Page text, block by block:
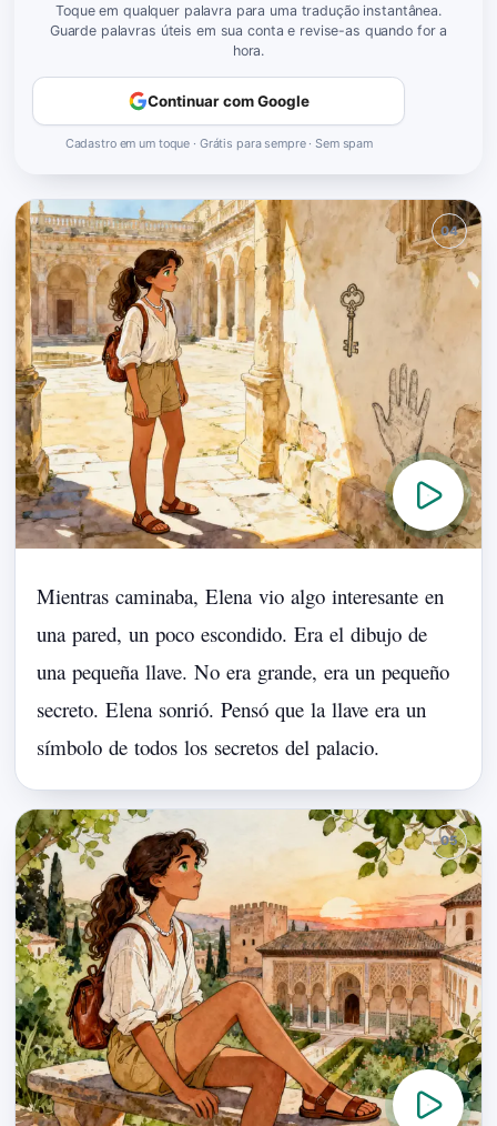
Toque em qualquer palavra para uma tradução instantânea.
Guarde palavras úteis em sua conta e revise-as quando for a
hora.
Continuar com Google
Cadastro em um toque · Grátis para sempre · Sem spam
Mientras caminaba, Elena vio algo interesante en
una pared, un poco escondido. Era el dibujo de
una pequeña llave. No era grande, era un pequeño
secreto. Elena sonrió. Pensó que la llave era un
símbolo de todos los secretos del palacio.